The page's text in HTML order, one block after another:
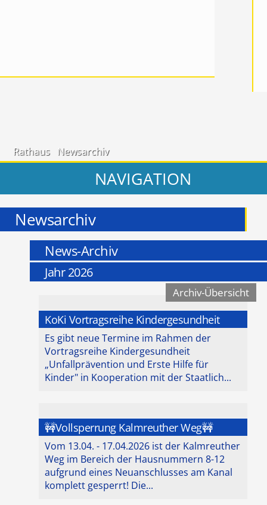
Rathaus Newsarchiv
NAVIGATION
Newsarchiv
News-Archiv
Jahr 2026
Archiv-Übersicht
KoKi Vortragsreihe Kindergesundheit
Es gibt neue Termine im Rahmen der
Vortragsreihe Kindergesundheit
„Unfallprävention und Erste Hilfe für
Kinder" in Kooperation mit der Staatlich...
🚧Vollsperrung Kalmreuther Weg🚧
Vom 13.04. - 17.04.2026 ist der Kalmreuther
Weg im Bereich der Hausnummern 8-12
aufgrund eines Neuanschlusses am Kanal
komplett gesperrt! Die...